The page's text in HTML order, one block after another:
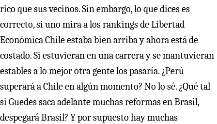
rico que sus vecinos. Sin embargo, lo que dices es
correcto, si uno mira a los rankings de Libertad
Económica Chile estaba bien arriba y ahora está de
costado. Si estuvieran en una carrera y se mantuvieran
estables a lo mejor otra gente los pasaría. ¿Perú
superará a Chile en algún momento? No lo sé. ¿Qué tal
si Guedes saca adelante muchas reformas en Brasil,
despegará Brasil? Y por supuesto hay muchas